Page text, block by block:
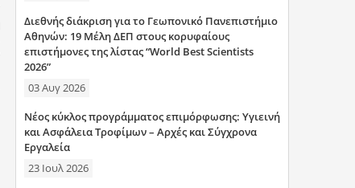
Διεθνής διάκριση για το Γεωπονικό Πανεπιστήμιο
Αθηνών: 19 Μέλη ΔΕΠ στους κορυφαίους
επιστήμονες της λίστας “World Best Scientists
2026”
03 Αυγ 2026
Νέος κύκλος προγράμματος επιμόρφωσης: Υγιεινή
και Ασφάλεια Τροφίμων – Αρχές και Σύγχρονα
Εργαλεία
23 Ιουλ 2026